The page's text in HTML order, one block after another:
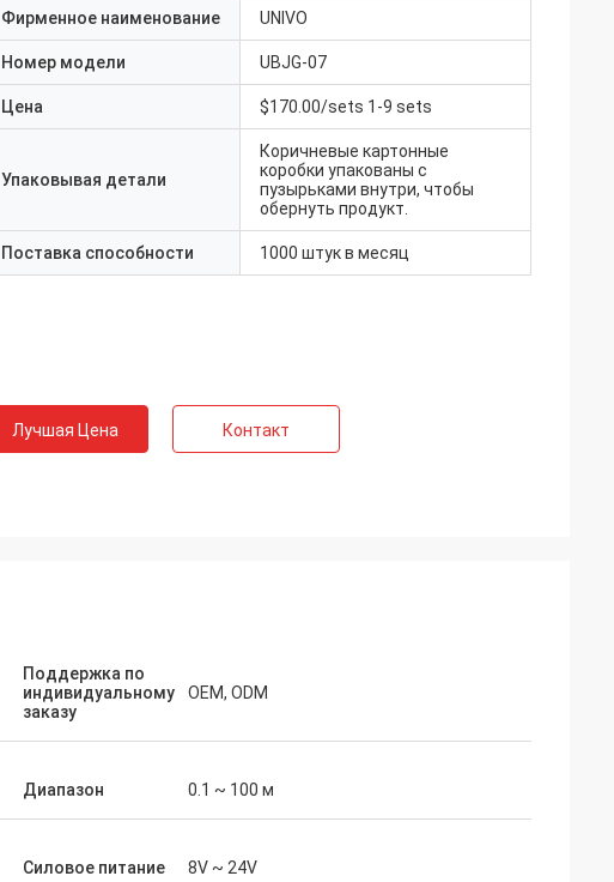
Фирменное наименование UNIVO
Номер модели UBJG-07
Цена $170.00/sets 1-9 sets
Упаковывая детали
Коричневые картонные
коробки упакованы с
пузырьками внутри, чтобы
обернуть продукт.
Поставка способности 1000 штук в месяц
Лучшая Цена Контакт
Поддержка по
индивидуальному
заказу
OEM, ODM
Диапазон 0.1 ~ 100 м
Силовое питание 8V ~ 24V